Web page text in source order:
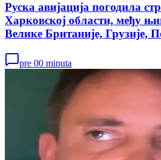
Руска авијација погодила
Харковској области, међу
Велике Британије, Грузије,
pre 00 minuta